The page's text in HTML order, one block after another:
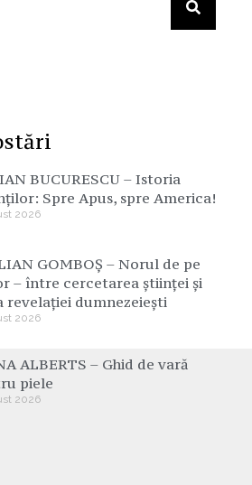
BUCURESCU – Istoria
Spre Apus, spre America!
2026
GOMBOȘ – Norul de pe
– între cercetarea științei și
revelației dumnezeiești
2026
ALBERTS – Ghid de vară
piele
2026